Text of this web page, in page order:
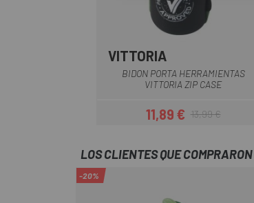
VITTORIA
BIDON PORTA HERRAMIENTAS
VITTORIA ZIP CASE
Precio
11,89 €Precio regular
13,99 €
LOS CLIENTES QUE
-20%